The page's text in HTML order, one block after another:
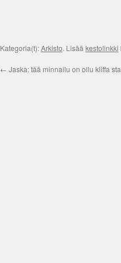
Kategoria(t):Arkisto. Lisää kestolinkki
← Jaska: tää minnailu on ollu kliffa